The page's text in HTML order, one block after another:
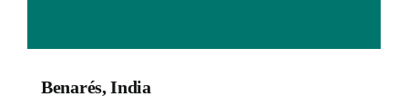
Benarés, India